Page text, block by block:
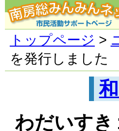
トップページ >
を発行しました
わだいすき